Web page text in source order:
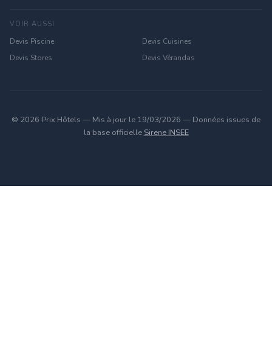
VOIR AUSSI
Devis Piscine
Devis Cuisines
Devis Stores
Devis Vérandas
© 2026 Prix Hôtels — Mis à jour le 19/03/2026 — Données issues de
la base officielle Sirene INSEE